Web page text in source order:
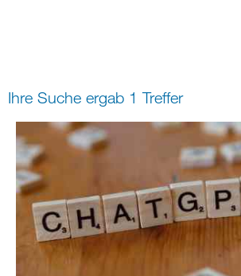
digital und in Präsenz rein digital
Ihre Suche ergab 1 Treffer